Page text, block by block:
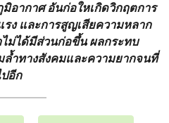
อากาศ อันก่อใหเกิดวิกฤตการ
ง และการสูญเสียความหลาก
ม่ได้มีส่วนก่อขึ้น ผลกระทบ
ล้ำทางสังคมและความยากจนที่
อีก